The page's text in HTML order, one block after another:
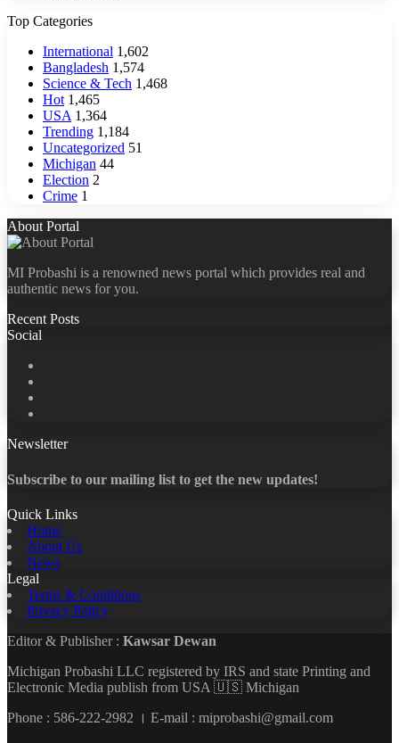
Top Categories
International 1,602
Bangladesh 1,574
Science & Tech 1,468
Hot 1,465
USA 1,364
Trending 1,184
Uncategorized 51
Michigan 44
Election 2
Crime 1
About Portal
MI Probashi is a renowned news portal which provides real and
authentic news for you.
Recent Posts
Social
Newsletter
Subscribe to our mailing list to get the new updates!
Quick Links
Home
About Us
News
Legal
Terms & Conditions
Privacy Policy
Editor & Publisher : Kawsar Dewan
Michigan Probashi LLC registered by IRS and state Printing and
Electronic Media publish from USA 🇺🇸 Michigan
Phone : 586-222-2982 । E-mail : miprobashi@gmail.com